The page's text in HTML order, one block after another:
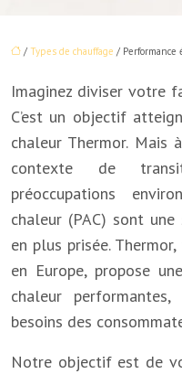
/ Types de chauffage / Performance
Imaginez diviser votre
C’est un objectif
chaleur Thermor. Mais
contexte de
préoccupations
chaleur (PAC) sont
en plus prisée.
en Europe, propose
chaleur
besoins des
Notre objectif est de